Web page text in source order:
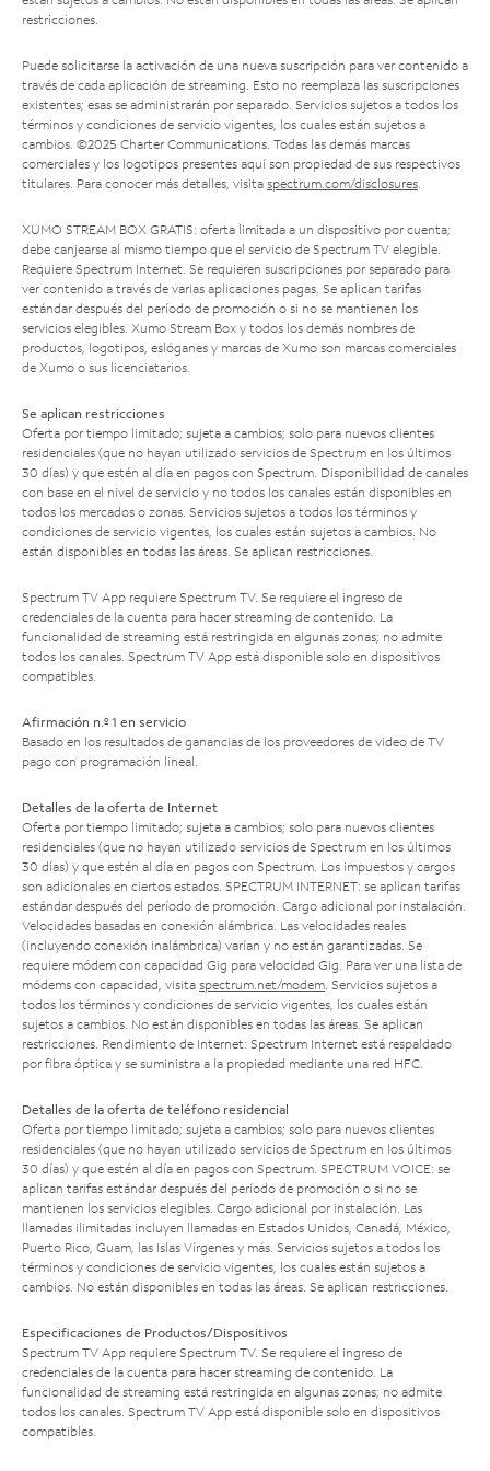
restricciones.
Puede solicitarse la activación de una nueva suscripción para ver contenido a
través de cada aplicación de streaming. Esto no reemplaza las suscripciones
existentes; esas se administrarán por separado. Servicios sujetos a todos los
términos y condiciones de servicio vigentes, los cuales están sujetos a
cambios. ©2025 Charter Communications. Todas las demás marcas
comerciales y los logotipos presentes aquí son propiedad de sus respectivos
titulares. Para conocer más detalles, visita spectrum.com/disclosures.
XUMO STREAM BOX GRATIS: oferta limitada a un dispositivo por cuenta;
debe canjearse al mismo tiempo que el servicio de Spectrum TV elegible.
Requiere Spectrum Internet. Se requieren suscripciones por separado para
ver contenido a través de varias aplicaciones pagas. Se aplican tarifas
estándar después del período de promoción o si no se mantienen los
servicios elegibles. Xumo Stream Box y todos los demás nombres de
productos, logotipos, eslóganes y marcas de Xumo son marcas comerciales
de Xumo o sus licenciatarios.
Se aplican restricciones
Oferta por tiempo limitado; sujeta a cambios; solo para nuevos clientes
residenciales (que no hayan utilizado servicios de Spectrum en los últimos
30 días) y que estén al día en pagos con Spectrum. Disponibilidad de canales
con base en el nivel de servicio y no todos los canales están disponibles en
todos los mercados o zonas. Servicios sujetos a todos los términos y
condiciones de servicio vigentes, los cuales están sujetos a cambios. No
están disponibles en todas las áreas. Se aplican restricciones.
Spectrum TV App requiere Spectrum TV. Se requiere el ingreso de
credenciales de la cuenta para hacer streaming de contenido. La
funcionalidad de streaming está restringida en algunas zonas; no admite
todos los canales. Spectrum TV App está disponible solo en dispositivos
compatibles.
Afirmación n.º 1 en servicio
Basado en los resultados de ganancias de los proveedores de video de TV
pago con programación lineal.
Detalles de la oferta de Internet
Oferta por tiempo limitado; sujeta a cambios; solo para nuevos clientes
residenciales (que no hayan utilizado servicios de Spectrum en los últimos
30 días) y que estén al día en pagos con Spectrum. Los impuestos y cargos
son adicionales en ciertos estados. SPECTRUM INTERNET: se aplican tarifas
estándar después del período de promoción. Cargo adicional por instalación.
Velocidades basadas en conexión alámbrica. Las velocidades reales
(incluyendo conexión inalámbrica) varían y no están garantizadas. Se
requiere módem con capacidad Gig para velocidad Gig. Para ver una lista de
módems con capacidad, visita spectrum.net/modem. Servicios sujetos a
todos los términos y condiciones de servicio vigentes, los cuales están
sujetos a cambios. No están disponibles en todas las áreas. Se aplican
restricciones. Rendimiento de Internet: Spectrum Internet está respaldado
por fibra óptica y se suministra a la propiedad mediante una red HFC.
Detalles de la oferta de teléfono residencial
Oferta por tiempo limitado; sujeta a cambios; solo para nuevos clientes
residenciales (que no hayan utilizado servicios de Spectrum en los últimos
30 días) y que estén al día en pagos con Spectrum. SPECTRUM VOICE: se
aplican tarifas estándar después del período de promoción o si no se
mantienen los servicios elegibles. Cargo adicional por instalación. Las
llamadas ilimitadas incluyen llamadas en Estados Unidos, Canadá, México,
Puerto Rico, Guam, las Islas Vírgenes y más. Servicios sujetos a todos los
términos y condiciones de servicio vigentes, los cuales están sujetos a
cambios. No están disponibles en todas las áreas. Se aplican restricciones.
Especificaciones de Productos/Dispositivos
Spectrum TV App requiere Spectrum TV. Se requiere el ingreso de
credenciales de la cuenta para hacer streaming de contenido. La
funcionalidad de streaming está restringida en algunas zonas; no admite
todos los canales. Spectrum TV App está disponible solo en dispositivos
compatibles.